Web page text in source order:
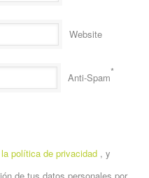
Website
Anti-Spam*
política de privacidad , y